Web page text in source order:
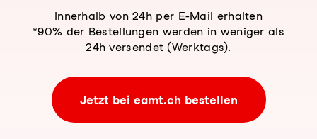
Innerhalb von 24h per E-Mail erhalten
*90% der Bestellungen werden in weniger als
24h versendet (Werktags).
Jetzt bei eamt.ch bestellen